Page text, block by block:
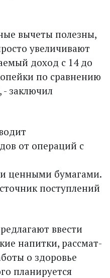
вычеты полезны,
увеличивают
доход с 14 до
по сравнению
заключил
от операций с
ценными бумагами.
поступлений
ввести
напитки, рассмат­
о здоровье
планируется